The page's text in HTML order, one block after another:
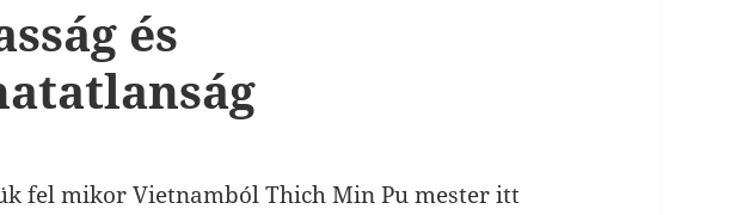
és
fel mikor Vietnamból Thich Min Pu mester itt